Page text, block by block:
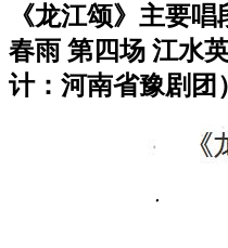
《龙江颂》主要
春雨 第四场 江水
计：河南省豫剧团